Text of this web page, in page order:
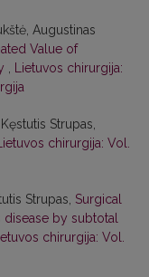
Augustinas
Value of
Lietuvos chirurgija:
Strupas,
Lietuvos chirurgija: Vol.
Strupas, Surgical
by subtotal
chirurgija: Vol.